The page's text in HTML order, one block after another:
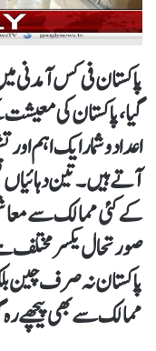
پاکستان فی کس آمدنی
گیا، پاکستان کی
اعداد و شمار ایک اہم
آتے ہیں۔ تین دہائیاں
کے کئی ممالک سے
صورتحال یکسر
پاکستان نہ صرف چین
ممالک سے بھی پیچھے